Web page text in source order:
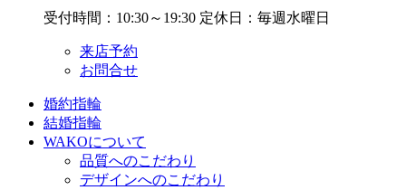
受付時間：10:30～19:30 定休日：毎週水曜日
来店予約
お問合せ
婚約指輪
結婚指輪
WAKOについて
品質へのこだわり
デザインへのこだわり